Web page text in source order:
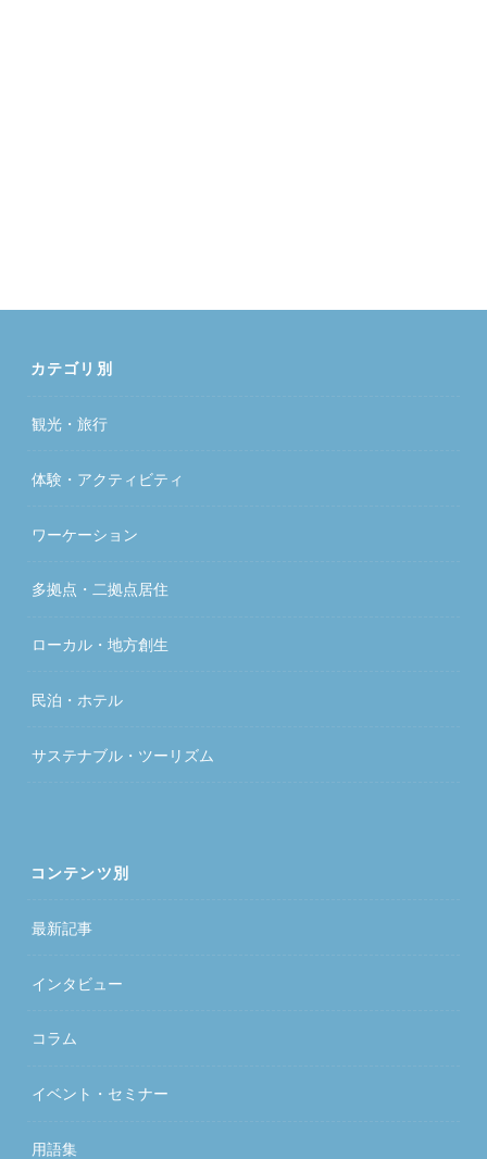
カテゴリ別
観光・旅行
体験・アクティビティ
ワーケーション
多拠点・二拠点居住
ローカル・地方創生
民泊・ホテル
サステナブル・ツーリズム
コンテンツ別
最新記事
インタビュー
コラム
イベント・セミナー
用語集